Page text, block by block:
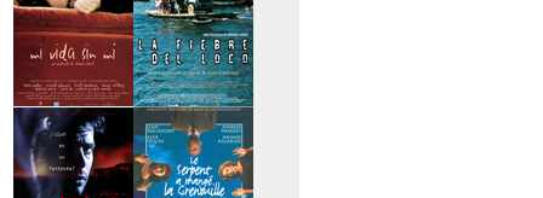
>Mi vida sin mi >La fiebre del loco